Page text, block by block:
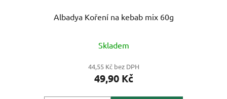
Albadya Koření na kebab mix 60g
Skladem
44,55 Kč bez DPH
49,90 Kč